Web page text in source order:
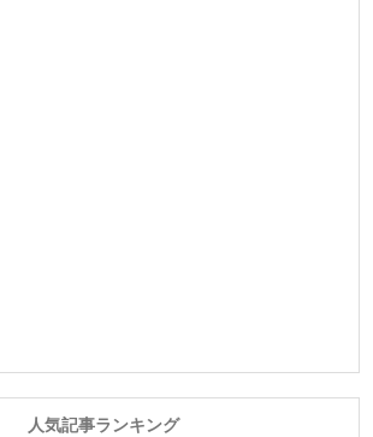
人気記事ランキング